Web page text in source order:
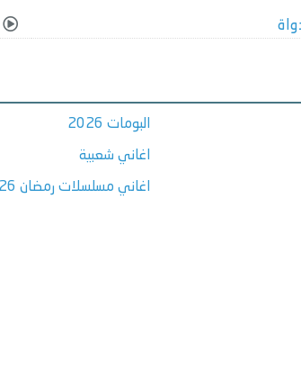
البومات 2026
اغاني شعبية
اغاني مسلسلات رمضان 2026